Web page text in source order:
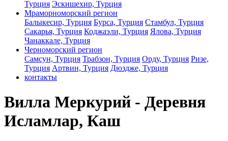
Турция Эскишехир, Турция
Мраморноморский регион
Балыкесир, Турция Бурса, Турция Стамбул, Турция
Сакарья, Турция Коджаэли, Турция Ялова, Турция
Чанаккале, Турция
Черноморский регион
Самсун, Турция Трабзон, Турция Орду, Турция Ризе,
Турция Артвин, Турция Дюздже, Турция
контакты
Вилла Меркурий - Деревня
Исламлар, Каш